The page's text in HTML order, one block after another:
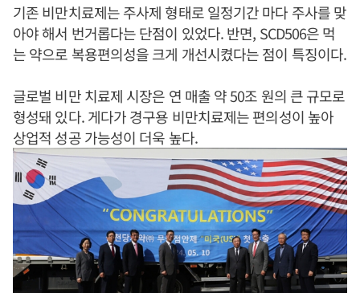
기존 비만치료제는 주사제 형태로 일정기간 마다 주사를 맞
아야 해서 번거롭다는 단점이 있었다. 반면, SCD506은 먹
는 약으로 복용편의성을 크게 개선시켰다는 점이 특징이다.
글로벌 비만 치료제 시장은 연 매출 약 50조 원의 큰 규모로
형성돼 있다. 게다가 경구용 비만치료제는 편의성이 높아
상업적 성공 가능성이 더욱 높다.